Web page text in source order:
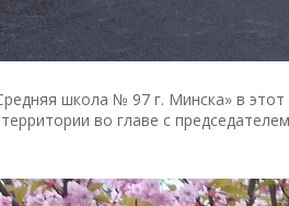
школа № 97 г. Минска» в этот
во главе с